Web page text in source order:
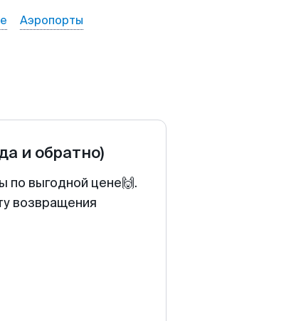
Аэропорты
и обратно)
по выгодной цене🙌.
возвращения